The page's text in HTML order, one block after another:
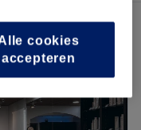
cookies
accepteren